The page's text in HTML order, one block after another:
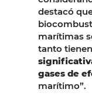
destacó
marítimas
tanto
gases de
marítimo”.